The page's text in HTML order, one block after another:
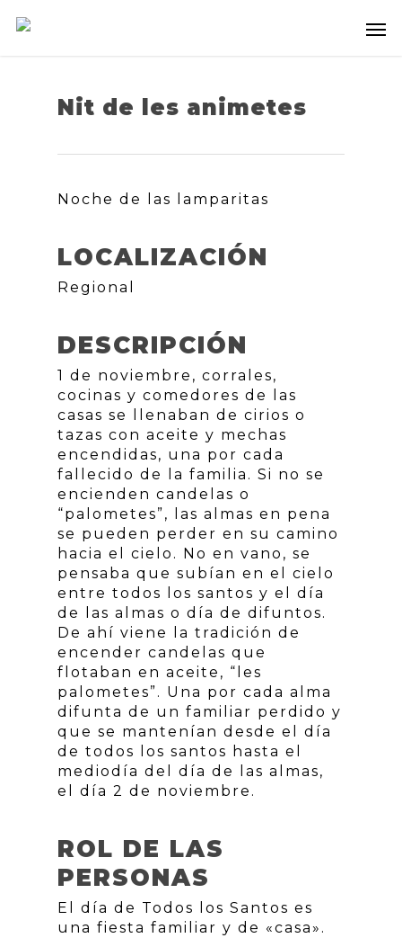
Nit de les animetes
Noche de las lamparitas
LOCALIZACIÓN
Regional
DESCRIPCIÓN
1 de noviembre, corrales,
cocinas y comedores de las
casas se llenaban de cirios o
tazas con aceite y mechas
encendidas, una por cada
fallecido de la familia. Si no se
encienden candelas o
“palometes”, las almas en pena
se pueden perder en su camino
hacia el cielo. No en vano, se
pensaba que subían en el cielo
entre todos los santos y el día
de las almas o día de difuntos.
De ahí viene la tradición de
encender candelas que
flotaban en aceite, “les
palometes”. Una por cada alma
difunta de un familiar perdido y
que se mantenían desde el día
de todos los santos hasta el
mediodía del día de las almas,
el día 2 de noviembre.
ROL DE LAS
PERSONAS
El día de Todos los Santos es
una fiesta familiar y de «casa».